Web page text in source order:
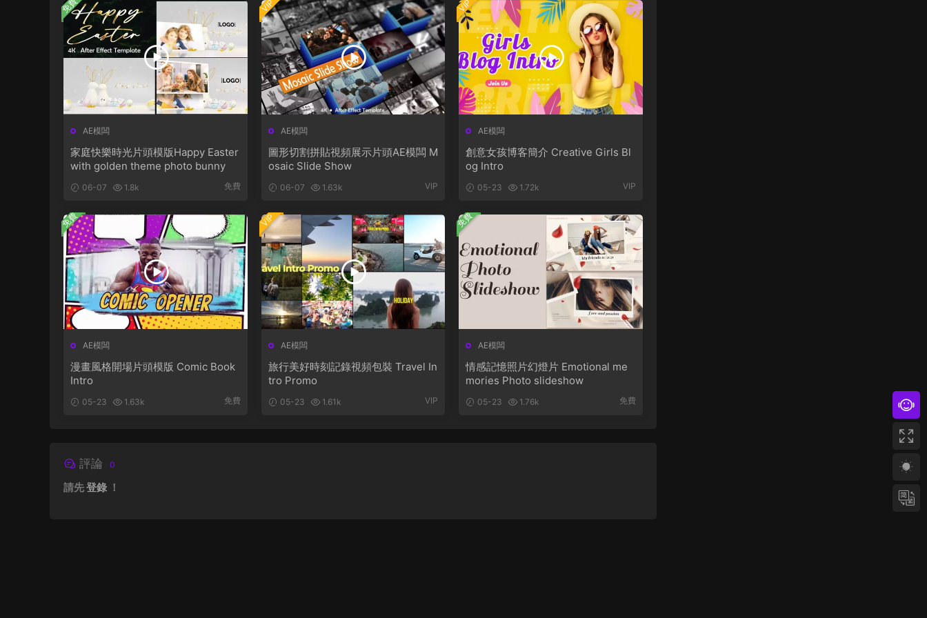
AE模闆
家庭快樂時光片頭模版Happy Easter
with golden theme photo bunny
06-07 1.8k 免費
免費
AE模闆
圖形切割拼貼視頻展示片頭AE模闆 M
osaic Slide Show
06-07 1.63k VIP
VIP
AE模闆
創意女孩博客簡介 Creative Girls Bl
og Intro
05-23 1.72k VIP
VIP
AE模闆
漫畫風格開場片頭模版 Comic Book
Intro
05-23 1.63k 免費
免費
AE模闆
旅行美好時刻記錄視頻包裝 Travel In
tro Promo
05-23 1.61k VIP
VIP
AE模闆
情感記憶照片幻燈片 Emotional me
mories Photo slideshow
05-23 1.76k 免費
免費
評論 0
請先登錄 ！